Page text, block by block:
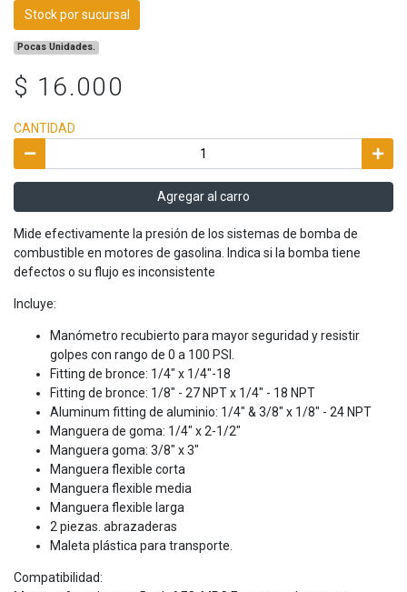
Stock por sucursal
Pocas Unidades.
$ 16.000
CANTIDAD
Agregar al carro
Mide efectivamente la presión de los sistemas de bomba de
combustible en motores de gasolina. Indica si la bomba tiene
defectos o su flujo es inconsistente
Incluye:
Manómetro recubierto para mayor seguridad y resistir
golpes con rango de 0 a 100 PSI.
Fitting de bronce: 1/4" x 1/4"-18
Fitting de bronce: 1/8" - 27 NPT x 1/4" - 18 NPT
Aluminum fitting de aluminio: 1/4" & 3/8" x 1/8" - 24 NPT
Manguera de goma: 1/4" x 2-1/2"
Manguera goma: 3/8" x 3"
Manguera flexible corta
Manguera flexible media
Manguera flexible larga
2 piezas. abrazaderas
Maleta plástica para transporte.
Compatibilidad: